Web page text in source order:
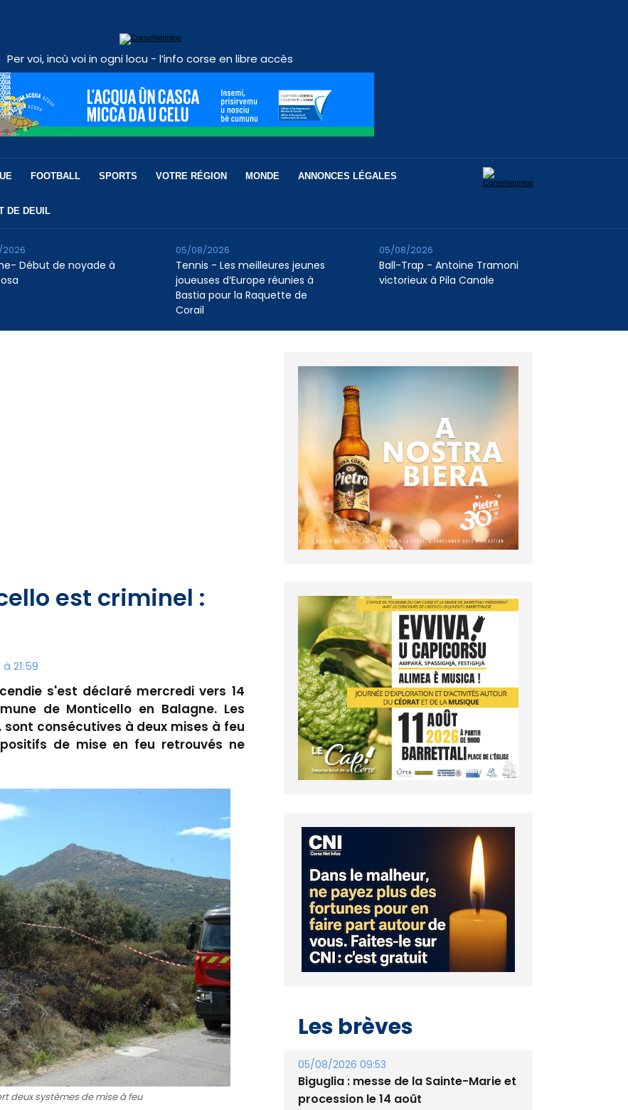
Per voi, incù voi in ogni locu - l’info corse en libre accès
FOOTBALL SPORTS VOTRE RÉGION MONDE ANNONCES LÉGALES
DE DEUIL
Début de noyade à
Tennis - Les meilleures jeunes
joueuses d’Europe réunies à
Bastia pour la Raquette de
Corail
05/08/2026
Ball-Trap - Antoine Tramoni
victorieux à Pila Canale
05/08/2026
est criminel :
21:59
s'est déclaré mercredi vers 14
de Monticello en Balagne. Les
consécutives à deux mises à feu
de mise en feu retrouvés ne
deux systèmes de mise à feu
Les brèves
05/08/2026 09:53
Biguglia : messe de la Sainte-Marie et
procession le 14 août